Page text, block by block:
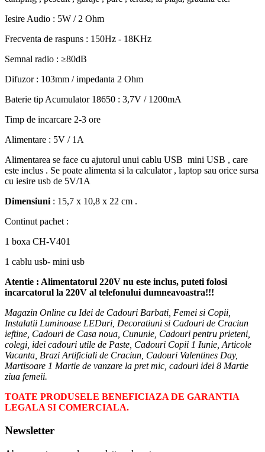
Iesire Audio : 5W / 2 Ohm
Frecventa de raspuns : 150Hz - 18KHz
Semnal radio : ≥80dB
Difuzor : 103mm / impedanta 2 Ohm
Baterie tip Acumulator 18650 : 3,7V / 1200mA
Timp de incarcare 2-3 ore
Alimentare : 5V / 1A
Alimentarea se face cu ajutorul unui cablu USB mini USB , care
este inclus . Se poate alimenta si la calculator , laptop sau orice sursa
cu iesire usb de 5V/1A
Dimensiuni : 15,7 x 10,8 x 22 cm .
Continut pachet :
1 boxa CH-V401
1 cablu usb- mini usb
Atentie : Alimentatorul 220V nu este inclus, puteti folosi
incarcatorul la 220V al telefonului dumneavoastra!!!
Magazin Online cu Idei de Cadouri Barbati, Femei si Copii,
Instalatii Luminoase LEDuri, Decoratiuni si Cadouri de Craciun
ieftine, Cadouri de Casa noua, Cununie, Cadouri pentru prieteni,
colegi, idei cadouri utile de Paste, Cadouri Copii 1 Iunie, Articole
Vacanta, Brazi Artificiali de Craciun, Cadouri Valentines Day,
Martisoare 1 Martie de vanzare la pret mic, cadouri idei 8 Martie
ziua femeii.
TOATE PRODUSELE BENEFICIAZA DE GARANTIA
LEGALA SI COMERCIALA.
Newsletter